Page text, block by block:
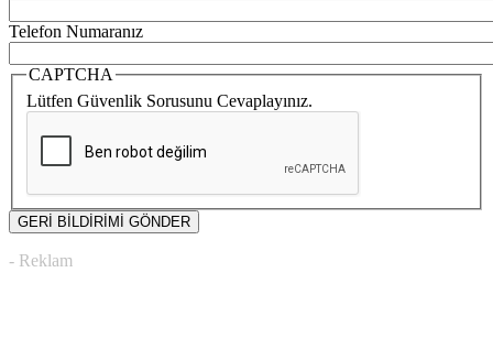
Telefon Numaranız
CAPTCHA
Lütfen Güvenlik Sorusunu Cevaplayınız.
- Reklam